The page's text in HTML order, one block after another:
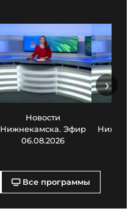
Новости
Нижнекамска. Эфир
06.08.2026
›
Все программы